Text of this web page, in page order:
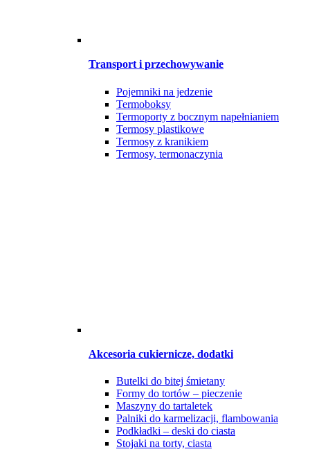
Transport i przechowywanie
Pojemniki na jedzenie
Termoboksy
Termoporty z bocznym napełnianiem
Termosy plastikowe
Termosy z kranikiem
Termosy, termonaczynia
Akcesoria cukiernicze, dodatki
Butelki do bitej śmietany
Formy do tortów – pieczenie
Maszyny do tartaletek
Palniki do karmelizacji, flambowania
Podkładki – deski do ciasta
Stojaki na torty, ciasta